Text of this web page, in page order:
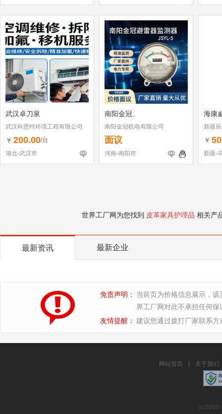
武汉卓刀泉
武汉科恩特环境工程有限公司
￥ 200.00/台
湖北-武汉市
南阳金冠、
南阳金冠机电有限公司
面议
河南-南阳市
海康
新疆
￥
新疆-
世界工厂网为您找到 皮革家具护理品 相关产
最新资讯 最新企业
免责声明：
当前页为价格信息展示，
界工厂网对此不承担任何保
友情提醒： 建议您通过拨打厂家联系
网站首页 关于我们